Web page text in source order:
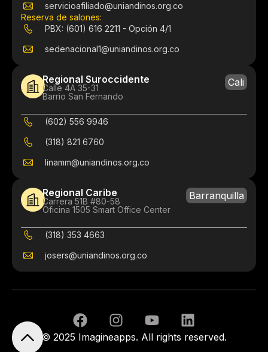
servicioafiliado@uniandinos.org.co
Reserva de salones:
PBX: (601) 616 2211 - Opción 4/1
sedenacional1@uniandinos.org.co
Regional Suroccidente
Calle 4A 35-31
Barrio San Fernando
Cali
(602) 556 9946
(318) 821 6760
linamm@uniandinos.org.co
Regional Caribe
Carrera 51B #80-58
Oficina 1505 Smart Office Center
Barranquilla
(318) 353 4663
josers@uniandinos.org.co
© 2025 Imagineapps. All rights reserved.